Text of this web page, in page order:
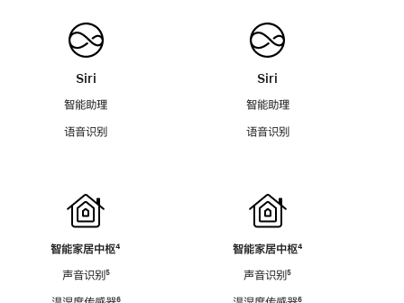
Siri
智能助理
语音识别
智能家居中枢脚
⁴
声音识别脚
⁵
Siri
智能助理
语音识别
智能家居中枢脚
⁴
声音识别脚
⁵